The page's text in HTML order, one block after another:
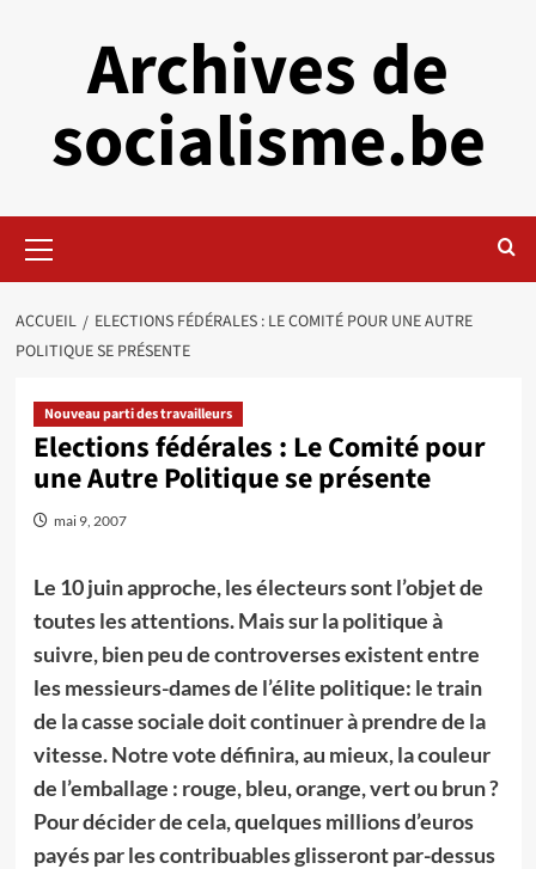
Archives de
socialisme.be
principal
ACCUEIL
ELECTIONS FÉDÉRALES : LE COMITÉ POUR UNE AUTRE
POLITIQUE SE PRÉSENTE
Nouveau parti des travailleurs
Elections fédérales : Le Comité pour
une Autre Politique se présente
mai 9, 2007
Le 10 juin approche, les électeurs sont l’objet de
toutes les attentions. Mais sur la politique à
suivre, bien peu de controverses existent entre
les messieurs-dames de l’élite politique: le train
de la casse sociale doit continuer à prendre de la
vitesse. Notre vote définira, au mieux, la couleur
de l’emballage : rouge, bleu, orange, vert ou brun ?
Pour décider de cela, quelques millions d’euros
payés par les contribuables glisseront par-dessus